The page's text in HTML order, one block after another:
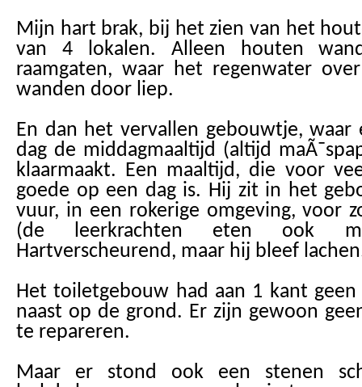
Mijn hart brak, bij het zien van het
van 4 lokalen. Alleen houten
raamgaten, waar het regenwater
wanden door liep.
En dan het vervallen gebouwtje,
dag de middagmaaltijd (altijd
klaarmaakt. Een maaltijd, die voor
goede op een dag is. Hij zit in het
vuur, in een rokerige omgeving, voor
(de leerkrachten eten ook
Hartverscheurend, maar hij bleef
Het toiletgebouw had aan 1 kant
naast op de grond. Er zijn gewoon
te repareren.
Maar er stond ook een stenen